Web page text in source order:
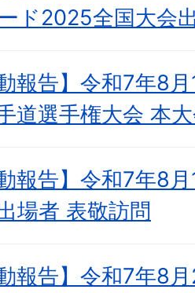
ド2025全国大会
動報告】令和7年8
道選手権大会 本
動報告】令和7年8
場者 表敬訪問
動報告】令和7年8